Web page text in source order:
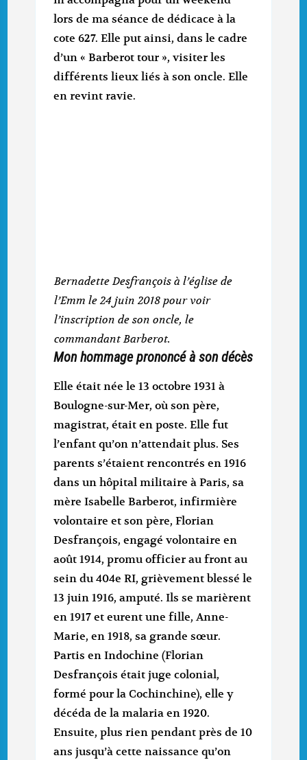
lors de ma séance de dédicace à la
cote 627. Elle put ainsi, dans le cadre
d’un « Barberot tour », visiter les
différents lieux liés à son oncle. Elle
en revint ravie.
Bernadette Desfrançois à l’église de
l’Emm le 24 juin 2018 pour voir
l’inscription de son oncle, le
commandant Barberot.
Mon hommage prononcé à son décès
Elle était née le 13 octobre 1931 à
Boulogne-sur-Mer, où son père,
magistrat, était en poste. Elle fut
l’enfant qu’on n’attendait plus. Ses
parents s’étaient rencontrés en 1916
dans un hôpital militaire à Paris, sa
mère Isabelle Barberot, infirmière
volontaire et son père, Florian
Desfrançois, engagé volontaire en
août 1914, promu officier au front au
sein du 404e RI, grièvement blessé le
13 juin 1916, amputé. Ils se marièrent
en 1917 et eurent une fille, Anne-
Marie, en 1918, sa grande sœur.
Partis en Indochine (Florian
Desfrançois était juge colonial,
formé pour la Cochinchine), elle y
décéda de la malaria en 1920.
Ensuite, plus rien pendant près de 10
ans jusqu’à cette naissance qu’on